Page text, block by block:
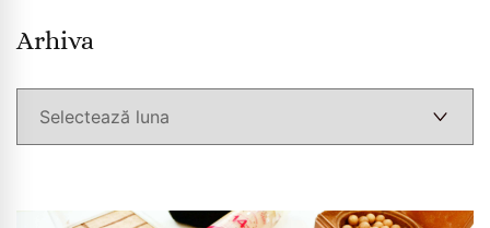
Arhiva